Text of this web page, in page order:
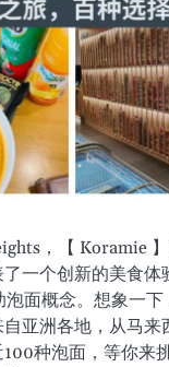
，【 Koramie
一个创新的美食体
面概念。想象一下
亚洲各地，从马来
种泡面，等你来